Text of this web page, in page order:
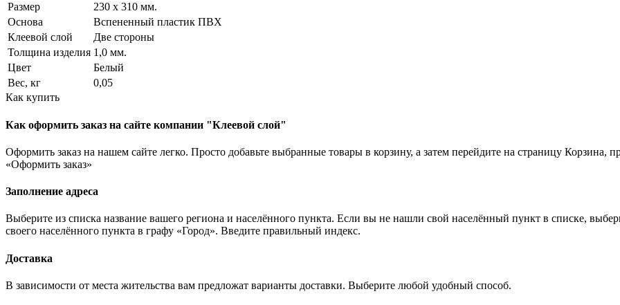
Размер
230 x 310 мм.
Основа
Вспененный пластик ПВХ
Клеевой слой
Две стороны
Толщина изделия 1,0 мм.
Цвет
Белый
Вес, кг
0,05
Как купить
Как оформить заказ на сайте компании "Клеевой слой"
Оформить заказ на нашем сайте легко. Просто добавьте выбранные товары в корзину, а затем перейдите на страницу Корзина,
«Оформить заказ»
Заполнение адреса
Выберите из списка название вашего региона и населённого пункта. Если вы не нашли свой населённый пункт в списке,
своего населённого пункта в графу «Город». Введите правильный индекс.
Доставка
В зависимости от места жительства вам предложат варианты доставки. Выберите любой удобный способ.